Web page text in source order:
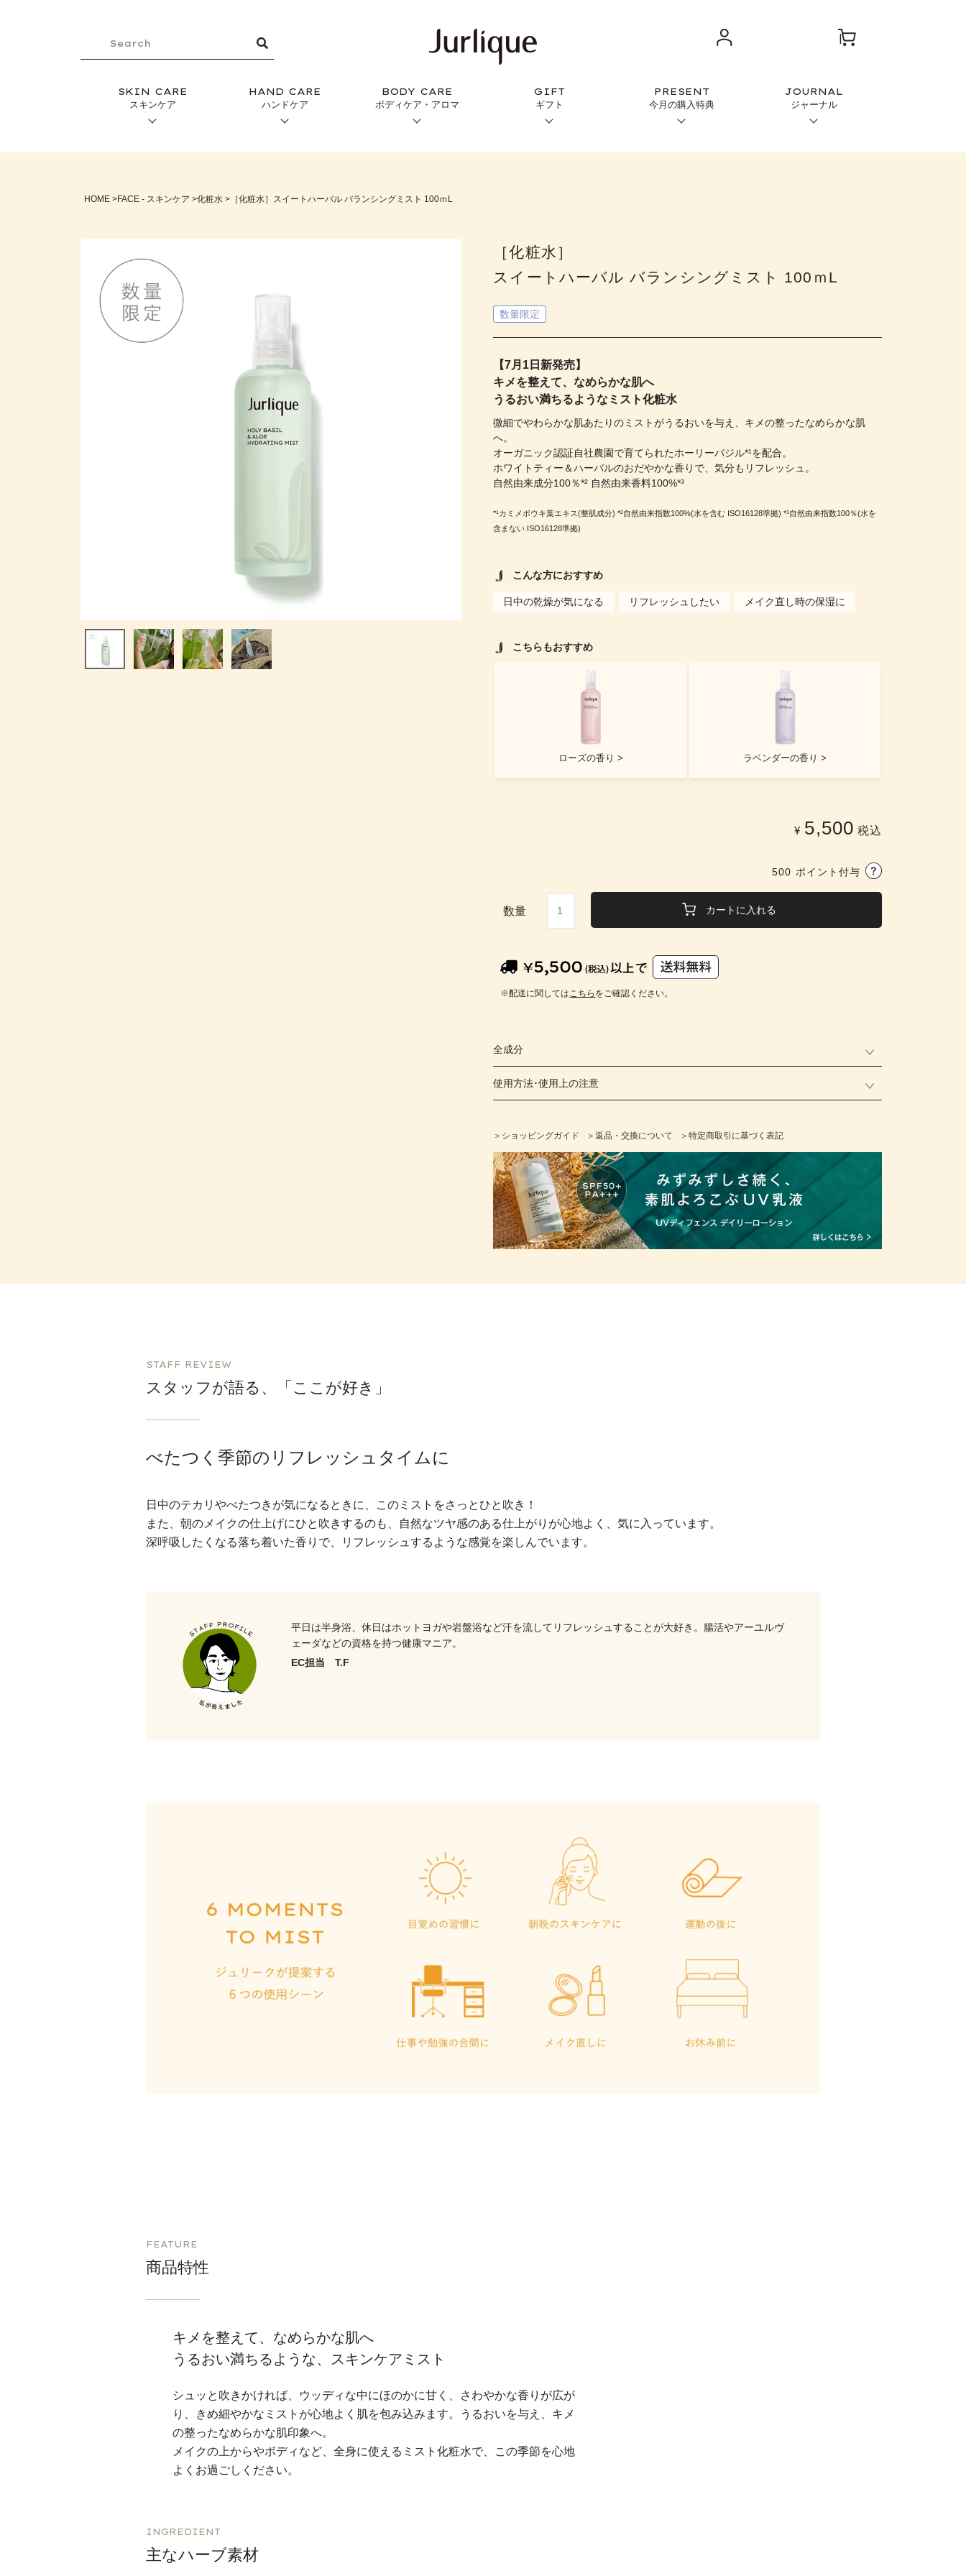
SKIN CARE
スキンケア
HAND CARE
ハンドケア
BODY CARE
ボディケア・アロマ
GIFT
ギフト
PRESENT
今月の購入特典
JOURNAL
ジャーナル
HOME FACE - スキンケア 化粧水 ［化粧水］スイートハーバル バランシングミスト 100ｍL
［化粧水］
スイートハーバル バランシングミスト 100ｍL
数量限定
【7月1日新発売】
キメを整えて、なめらかな肌へ
うるおい満ちるようなミスト化粧水
微細でやわらかな肌あたりのミストがうるおいを与え、キメの整ったなめらかな肌
へ。
オーガニック認証自社農園で育てられたホーリーバジル*¹を配合。
ホワイトティー＆ハーバルのおだやかな香りで、気分もリフレッシュ。
自然由来成分100％*² 自然由来香料100%*³
*¹カミメボウキ葉エキス(整肌成分) *²自然由来指数100%(水を含む ISO16128準拠) *³自然由来指数100％(水を
含まない ISO16128準拠)
こんな方におすすめ
日中の乾燥が気になる リフレッシュしたい メイク直し時の保湿に
こちらもおすすめ
ローズの香り > ラベンダーの香り >
¥ 5,500 税込
500 ポイント付与
カートに入れる
※配送に関してはこちら をご確認ください。
全成分
使用方法･使用上の注意
＞ショッピングガイド ＞返品・交換について ＞特定商取引に基づく表記
STAFF REVIEW
スタッフが語る、「ここが好き」
べたつく季節のリフレッシュタイムに
日中のテカリやべたつきが気になるときに、このミストをさっとひと吹き！
また、朝のメイクの仕上げにひと吹きするのも、自然なツヤ感のある仕上がりが心地よく、気に入っています。
深呼吸したくなる落ち着いた香りで、リフレッシュするような感覚を楽しんでいます。
平日は半身浴、休日はホットヨガや岩盤浴など汗を流してリフレッシュすることが大好き。腸活やアーユルヴ
ェーダなどの資格を持つ健康マニア。
EC担当 T.F
FEATURE
商品特性
キメを整えて、なめらかな肌へ
うるおい満ちるような、スキンケアミスト
シュッと吹きかければ、ウッディな中にほのかに甘く、さわやかな香りが広が
り、きめ細やかなミストが心地よく肌を包み込みます。うるおいを与え、キメ
の整ったなめらかな肌印象へ。
メイクの上からやボディなど、全身に使えるミスト化粧水で、この季節を心地
よくお過ごしください。
INGREDIENT
主なハーブ素材